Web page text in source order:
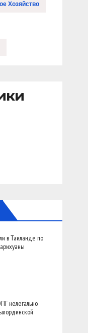
Хозяйство
в Таиланде по
нелегально